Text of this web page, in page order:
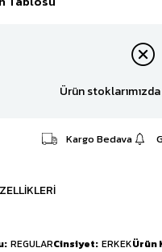
Ürün
Kargo Bedava
REGULARCinsiyet ERKEKÜrün